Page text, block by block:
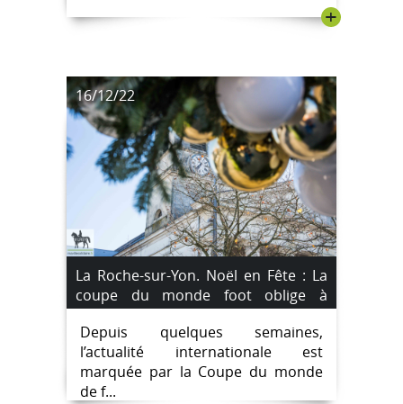
+
16/12/22
La Roche-sur-Yon. Noël en Fête : La
coupe du monde foot oblige à
décaler des festivités.
Depuis quelques semaines,
l’actualité internationale est
marquée par la Coupe du monde
de f...